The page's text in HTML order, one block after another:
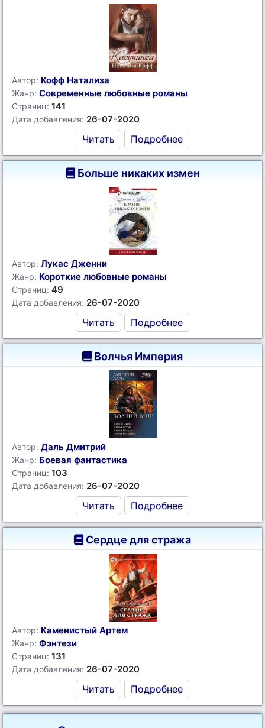
Автор: Кофф Натализа
Жанр: Современные любовные романы
Страниц: 141
Дата добавления: 26-07-2020
Читать Подробнее
Больше никаких измен
Автор: Лукас Дженни
Жанр: Короткие любовные романы
Страниц: 49
Дата добавления: 26-07-2020
Читать Подробнее
Волчья Империя
Автор: Даль Дмитрий
Жанр: Боевая фантастика
Страниц: 103
Дата добавления: 26-07-2020
Читать Подробнее
Сердце для стража
Автор: Каменистый Артем
Жанр: Фэнтези
Страниц: 131
Дата добавления: 26-07-2020
Читать Подробнее